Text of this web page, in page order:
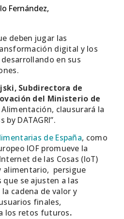
Fernández,
deben jugar las
digital y los
en sus
Subdirectora de
del Ministerio de
Alimentación, clausurará la
by DATAGRI”.
de España, como
IOF promueve la
de las Cosas (IoT)
alimentario, persigue
se ajusten a las
cadena de valor y
finales,
los retos futuros.